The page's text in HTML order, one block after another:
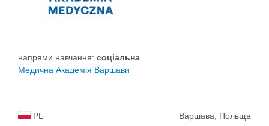
напрями навчання: соціальна
Медична Академія Варшави
PL Варшава, Польща